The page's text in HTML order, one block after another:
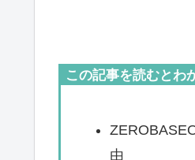
この記事を読むとわ
由